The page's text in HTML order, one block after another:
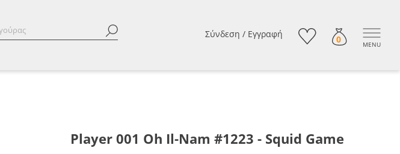
Σύνδεση / Εγγραφή 0 MENU
Player 001 Oh Il-Nam #1223 - Squid Game